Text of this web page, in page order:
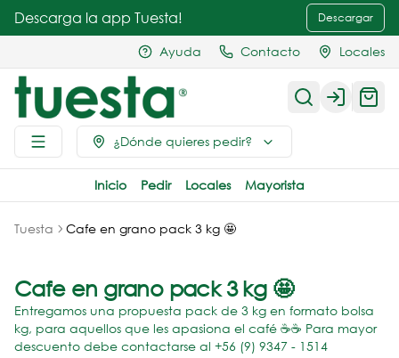
Descarga la app Tuesta! Descargar
Ayuda Contacto Locales
Login
¿Dónde quieres pedir?
Inicio Pedir Locales Mayorista
Tuesta Cafe en grano pack 3 kg 🤩
Cafe en grano pack 3 kg 🤩
Entregamos una propuesta pack de 3 kg en formato bolsa
kg, para aquellos que les apasiona el café ☕️☕️ Para mayor
descuento debe contactarse al +56 (9) 9347 - 1514